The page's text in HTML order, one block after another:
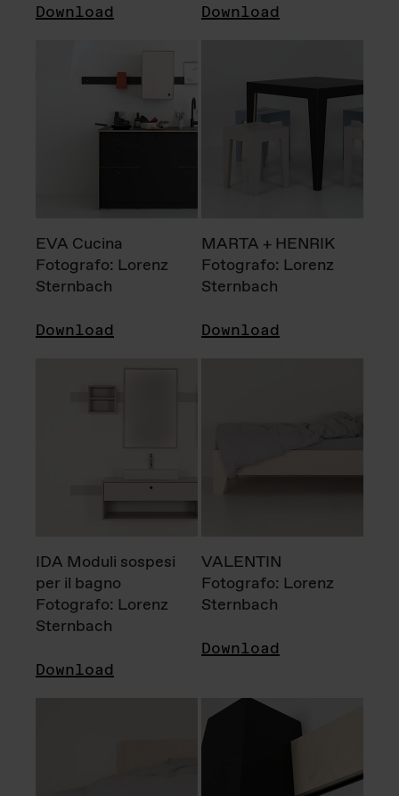
Download Download
EVA Cucina
Fotografo: Lorenz
Sternbach
Download
MARTA + HENRIK
Fotografo: Lorenz
Sternbach
Download
IDA Moduli sospesi
per il bagno
Fotografo: Lorenz
Sternbach
Download
VALENTIN
Fotografo: Lorenz
Sternbach
Download